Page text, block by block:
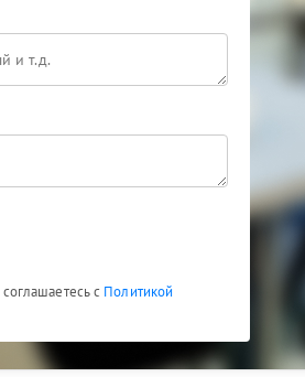
с Политикой